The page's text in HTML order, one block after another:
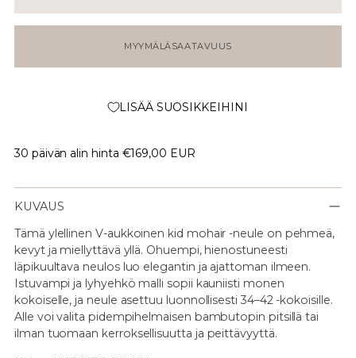
MYYMÄLÄSAATAVUUS
LISÄÄ SUOSIKKEIHINI
30 päivän alin hinta €169,00 EUR
KUVAUS
Tämä ylellinen V-aukkoinen kid mohair -neule on pehmeä,
kevyt ja miellyttävä yllä. Ohuempi, hienostuneesti
läpikuultava neulos luo elegantin ja ajattoman ilmeen.
Istuvampi ja lyhyehkö malli sopii kauniisti monen
kokoiselle, ja neule asettuu luonnollisesti 34–42 -kokoisille.
Alle voi valita pidempihelmaisen bambutopin pitsillä tai
ilman tuomaan kerroksellisuutta ja peittävyyttä.